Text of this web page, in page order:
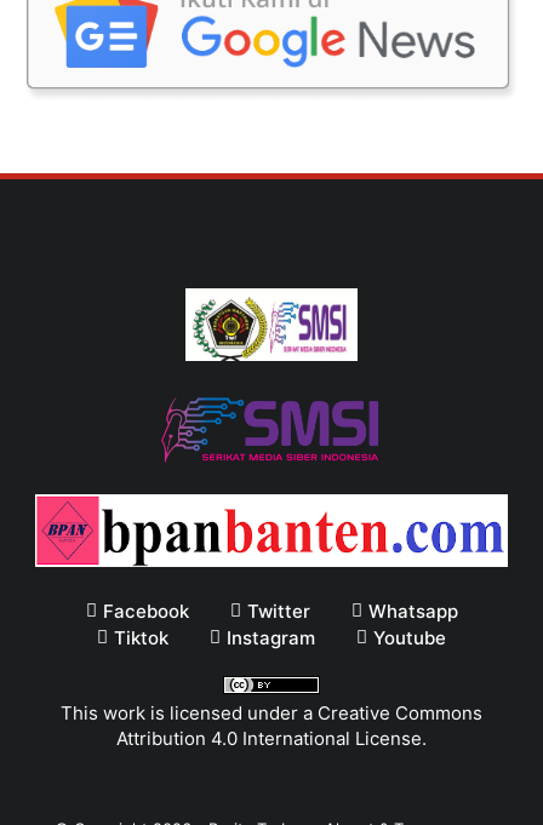
Facebook Twitter
Whatsapp
Tiktok
Instagram Youtube
This work is licensed under a Creative Commons
Attribution 4.0 International License.